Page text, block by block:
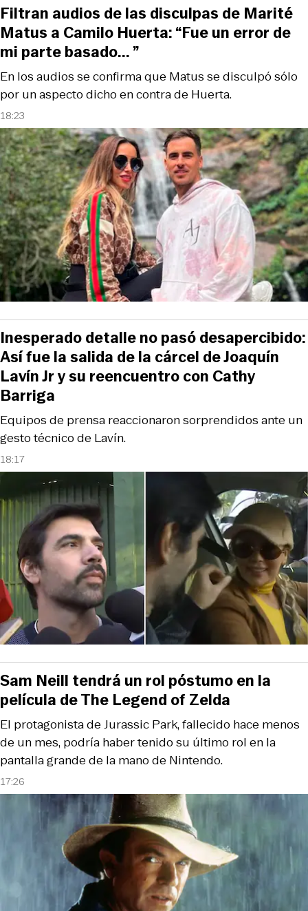
18:23
En los audios se confirma que Matus se disculpó sólo
por un aspecto dicho en contra de Huerta.
Filtran audios de las disculpas de Marité
Matus a Camilo Huerta: “Fue un error de
mi parte basado... ”
18:17
Equipos de prensa reaccionaron sorprendidos ante un
gesto técnico de Lavín.
Inesperado detalle no pasó desapercibido:
Así fue la salida de la cárcel de Joaquín
Lavín Jr y su reencuentro con Cathy
Barriga
17:26
El protagonista de Jurassic Park, fallecido hace menos
de un mes, podría haber tenido su último rol en la
pantalla grande de la mano de Nintendo.
Sam Neill tendrá un rol póstumo en la
película de The Legend of Zelda